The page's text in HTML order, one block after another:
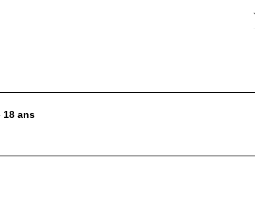
ans